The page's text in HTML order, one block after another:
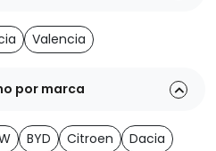
Valencia
por marca
BYD Citroen
Dacia